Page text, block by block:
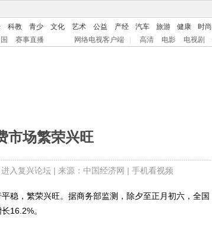
科教 青少 文化 艺术 公益 产经 汽车 旅游 健康 时尚
赛事直播 网络电视客户端 高清 电影 电视剧
市场繁荣兴旺
进入复兴论坛| 来源：中国经济网 | 手机看视频
，繁荣兴旺。据商务部监测，除夕至正月初六，全国
16.2%。